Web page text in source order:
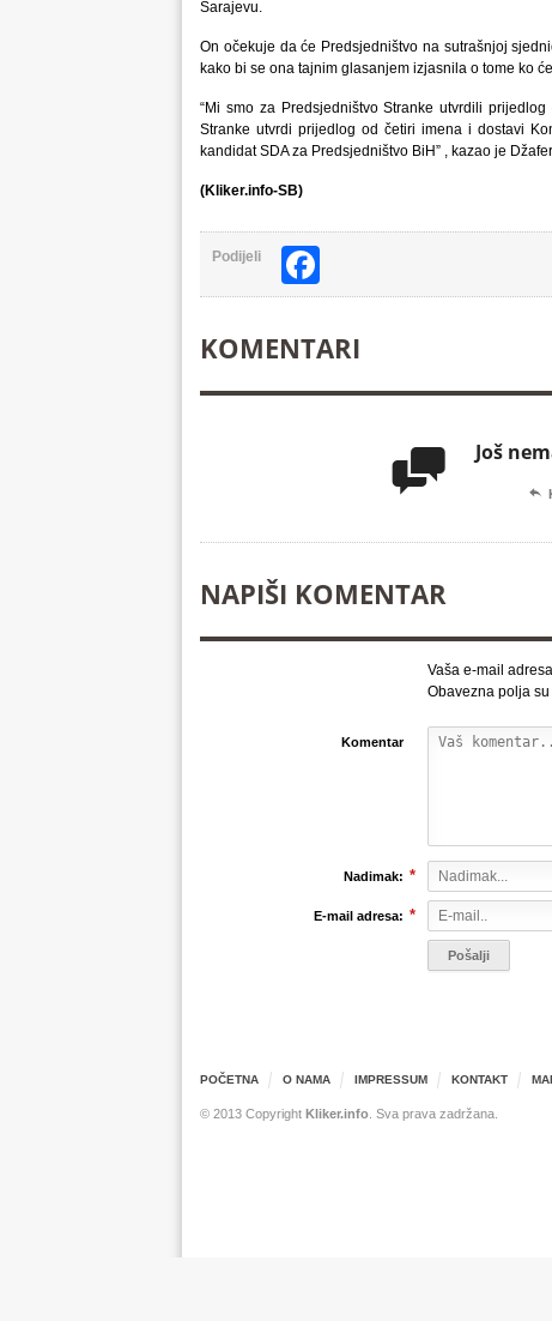
Sarajevu.
On očekuje da će Predsjedništvo na sutrašnjoj
kako bi se ona tajnim glasanjem izjasnila o tome ko
“Mi smo za Predsjedništvo Stranke utvrdili
Stranke utvrdi prijedlog od četiri imena i dostavi
kandidat SDA za Predsjedništvo BiH” , kazao je
(Kliker.info-SB)
Podijeli
KOMENTARI
 Još

NAPIŠI KOMENTAR
Vaša e-mail
Obavezna polja
Komentar
Nadimak: *
E-mail adresa: *
POČETNA O NAMA IMPRESSUM KONTAKT
© 2013 Copyright Kliker.info . Sva prava zadržana.